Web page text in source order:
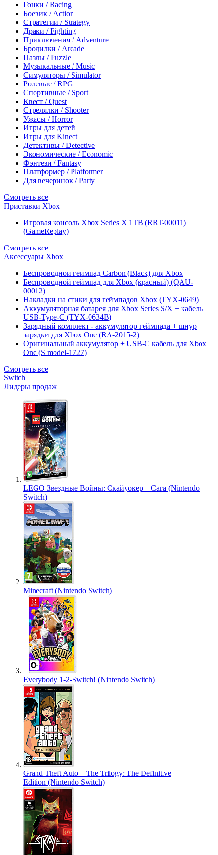
Гонки / Racing
Боевик / Action
Стратегии / Strategy
Драки / Fighting
Приключения / Adventure
Бродилки / Arcade
Пазлы / Puzzle
Музыкальные / Music
Симуляторы / Simulator
Ролевые / RPG
Спортивные / Sport
Квест / Quest
Стрелялки / Shooter
Ужасы / Horror
Игры для детей
Игры для Kinect
Детективы / Detective
Экономические / Economic
Фэнтези / Fantasy
Платформер / Platformer
Для вечеринок / Party
Смотреть все
Приставки Xbox
Игровая консоль Xbox Series X 1TB (RRT-00011)
(GameReplay)
Смотреть все
Аксессуары Xbox
Беспроводной геймпад Carbon (Black) для Xbox
Беспроводной геймпад для Xbox (красный) (QAU-
00012)
Накладки на стики для геймпадов Xbox (TYX-0649)
Аккумуляторная батарея для Xbox Series S/X + кабель
USB-Type-C (TYX-0634B)
Зарядный комплект - аккумулятор геймпада + шнур
зарядки для Xbox One (RA-2015-2)
Оригинальный аккумулятор + USB-C кабель для Xbox
One (S model-1727)
Смотреть все
Switch
Лидеры продаж
LEGO Звездные Войны: Скайуокер – Сага (Nintendo
Switch)
Minecraft (Nintendo Switch)
Everybody 1-2-Switch! (Nintendo Switch)
Grand Theft Auto – The Trilogy: The Definitive
Edition (Nintendo Switch)